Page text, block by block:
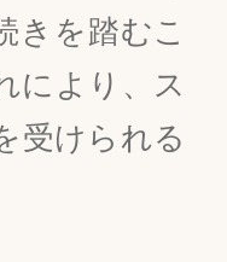
きを踏むこ
により、ス
受けられる